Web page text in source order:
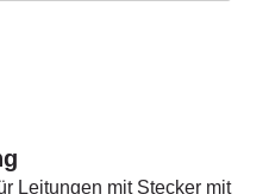
Leitungen mit Stecker mit